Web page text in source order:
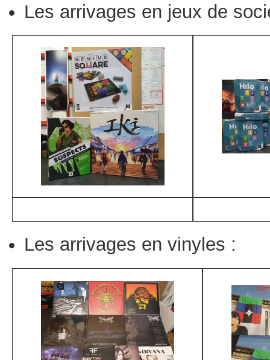
Les arrivages en jeux de
Les arrivages en vinyles :